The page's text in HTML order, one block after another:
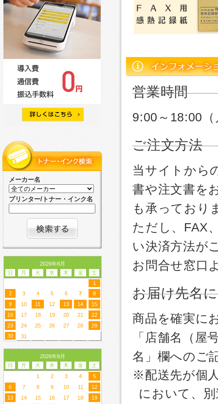
メーカー名
プリンター/トナー・インク名
2026年8月
日
月 火 水 木 金
土
1
2
3 4 5 6 7
8
9
10 11 12 13 14
15
16
17 18 19 20 21
22
23
24 25 26 27 28
29
30
31
2026年9月
日
月 火 水 木 金
土
1
2 3 4
5
6
7 8 9 10 11
12
13
14 15 16 17 18
19
営業時間
9:00～18:00
ご注文方法
当サイトから
書や注文書を
も承っており
ただし、FAX
い決済方法が
お問合せ窓口
お届け先名
商品を確実に
「店舗名（屋
名」欄へのご
※配送先が個
において、